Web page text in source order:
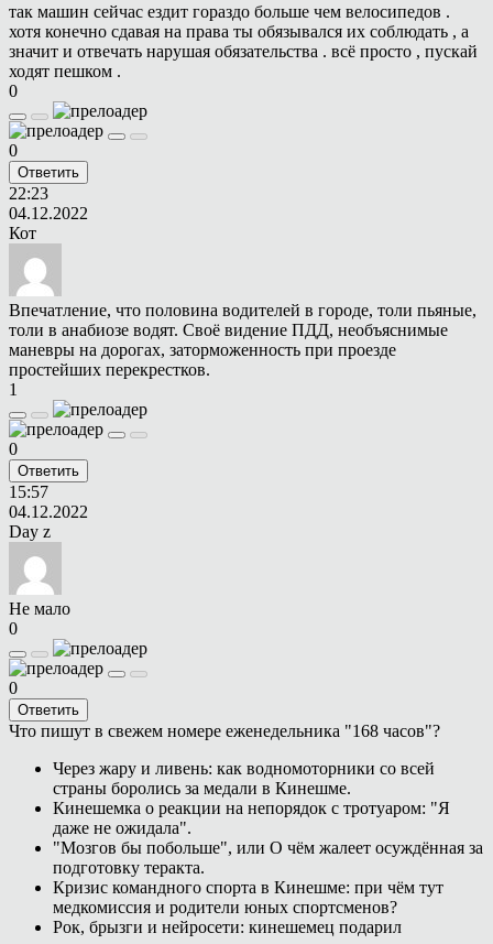
так машин сейчас ездит гораздо больше чем велосипедов .
хотя конечно сдавая на права ты обязывался их соблюдать , а
значит и отвечать нарушая обязательства . всё просто , пускай
ходят пешком .
0
0
Ответить
22:23
04.12.2022
Кот
Впечатление, что половина водителей в городе, толи пьяные,
толи в анабиозе водят. Своё видение ПДД, необъяснимые
маневры на дорогах, заторможенность при проезде
простейших перекрестков.
1
0
Ответить
15:57
04.12.2022
Day z
Не мало
0
0
Ответить
Что пишут в свежем номере еженедельника "168 часов"?
Через жару и ливень: как водномоторники со всей
страны боролись за медали в Кинешме.
Кинешемка о реакции на непорядок с тротуаром: "Я
даже не ожидала".
"Мозгов бы побольше", или О чём жалеет осуждённая за
подготовку теракта.
Кризис командного спорта в Кинешме: при чём тут
медкомиссия и родители юных спортсменов?
Рок, брызги и нейросети: кинешемец подарил